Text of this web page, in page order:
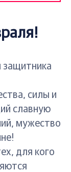
защитника
силы и
славную
мужество
для кого